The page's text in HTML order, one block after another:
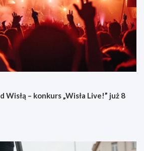
– konkurs „Wisła Live!” już 8